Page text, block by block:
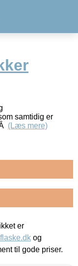
samtidig er
(Læs mere)
er
og
til gode priser.